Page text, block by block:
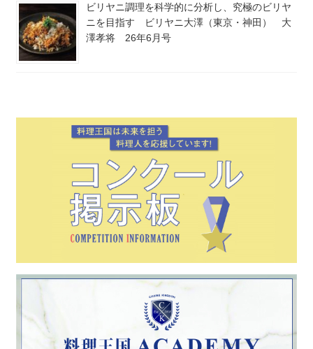
ビリヤニ調理を科学的に分析し、究極のビリヤ
ニを目指す ビリヤニ大澤（東京・神田） 大
澤孝将 26年6月号